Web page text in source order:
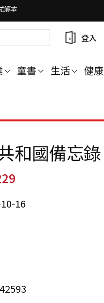
讀本
登入
童書 生活 健康
和國備忘錄
16